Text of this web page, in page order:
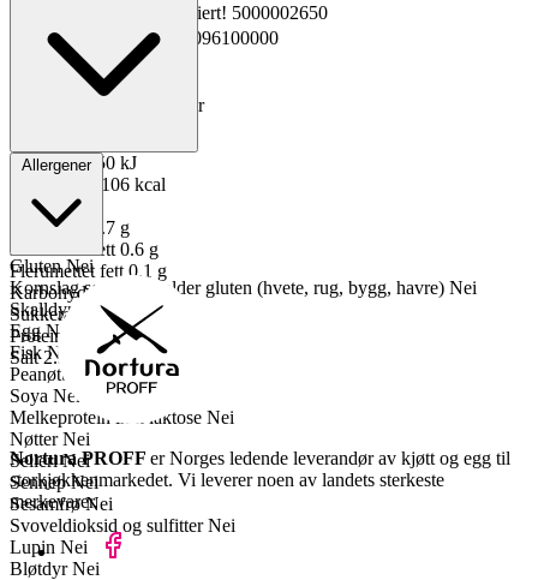
Kopiert! 5000002650
GTIN
Kopiert! 2301096100000
Vekt pakning
1.8 kg
Oppbevaring 0 til 4°C
45 dager
Energi kJ 450 kJ
106 kcal
Fett 1.7 g
Mettet fett
0.7 g
Enumettet fett 0.6 g
Flerumettet fett 0.1 g
Karbohydrater
Sukkerarter
0.1 g
Proteiner
22 g
Salt 2.3 g
Allergener
Gluten Nei
Kornslag som inneholder gluten (hvete, rug, bygg, havre) Nei
Skalldyr
Nei
Egg Nei
Fisk Nei
Peanøtter
Nei
Soya Nei
Melkeprotein inkl laktose Nei
Nøtter Nei
Selleri Nei
Sennep Nei
Sesamfrø Nei
Svoveldioksid og sulfitter Nei
Lupin Nei
Bløtdyr Nei
Nortura PROFF er Norges ledende leverandør av kjøtt og egg til
storkjøkkenmarkedet. Vi leverer noen av landets sterkeste
merkevarer.